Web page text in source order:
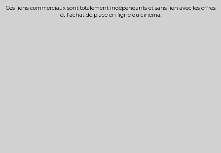
Ces liens commerciaux sont totalement indépendants et sans lien avec les offres
et l'achat de place en ligne du cinéma.